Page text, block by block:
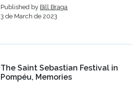
Published by Bill Braga
3 de March de 2023
The Saint Sebastian Festival in
Pompéu, Memories